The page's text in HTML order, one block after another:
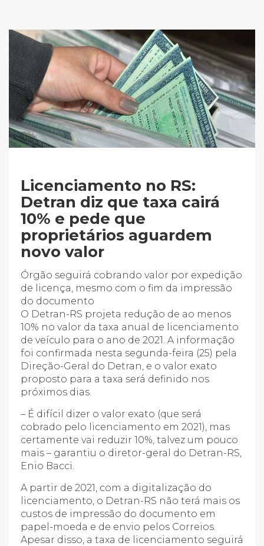
Licenciamento no RS:
Detran diz que taxa cairá
10% e pede que
proprietários aguardem
novo valor
Órgão seguirá cobrando valor por expedição
de licença, mesmo com o fim da impressão
do documento
O Detran-RS projeta redução de ao menos
10% no valor da taxa anual de licenciamento
de veículo para o ano de 2021. A informação
foi confirmada nesta segunda-feira (25) pela
Direção-Geral do Detran, e o valor exato
proposto para a taxa será definido nos
próximos dias.
– É difícil dizer o valor exato (que será
cobrado pelo licenciamento em 2021), mas
certamente vai reduzir 10%, talvez um pouco
mais – garantiu o diretor-geral do Detran-RS,
Enio Bacci.
A partir de 2021, com a digitalização do
licenciamento, o Detran-RS não terá mais os
custos de impressão do documento em
papel-moeda e de envio pelos Correios.
Apesar disso, a taxa de licenciamento seguirá